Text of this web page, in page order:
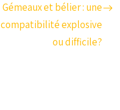
Gémeaux et bélier : une
compatibilité explosive
ou difficile?